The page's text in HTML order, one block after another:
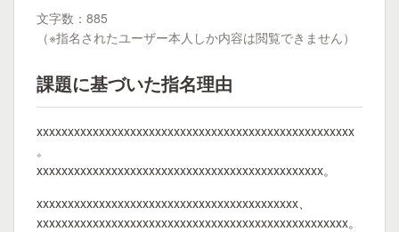
文字数：885
（※指名されたユーザー本人しか内容は閲覧できません）
課題に基づいた指名理由
xxxxxxxxxxxxxxxxxxxxxxxxxxxxxxxxxxxxxxxxxxxxxxxxxxx
。
xxxxxxxxxxxxxxxxxxxxxxxxxxxxxxxxxxxxxxxxxxxxxx。
xxxxxxxxxxxxxxxxxxxxxxxxxxxxxxxxxxxxxxxxxx、
xxxxxxxxxxxxxxxxxxxxxxxxxxxxxxxxxxxxxxxxxxxxxxxxxx。